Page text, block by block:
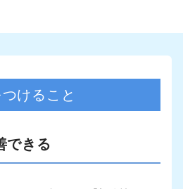
けること
できる